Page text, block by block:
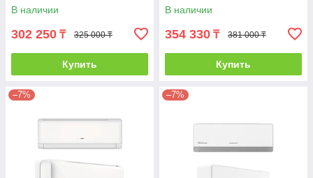
В наличии
302 250 ₸ 325 000 ₸
Купить
В наличии
354 330 ₸ 381 000 ₸
Купить
–7% –7%